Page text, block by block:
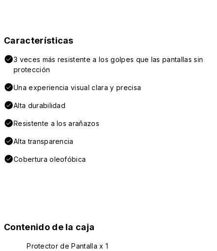
Características
3 veces más resistente a los golpes que las pantallas sin
protección
Una experiencia visual clara y precisa
Alta durabilidad
Resistente a los arañazos
Alta transparencia
Cobertura oleofóbica
Contenido de la caja
Protector de Pantalla x 1